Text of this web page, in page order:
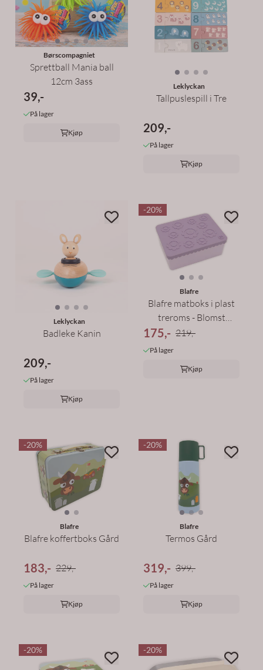
Børscompagniet
Sprettball Mania ball
12cm 3ass
39,-
På lager
Kjøp
Leklyckan
Tallpuslespill i Tre
209,-
På lager
Kjøp
Leklyckan
Badleke Kanin
209,-
På lager
Kjøp
-20%
Blafre
Blafre matboks i plast
treroms - Blomst
Lilla/Lys ...
175,- 219,-
På lager
Kjøp
-20%
Blafre
Blafre koffertboks Gård
183,- 229,-
På lager
Kjøp
-20%
Blafre
Termos Gård
319,- 399,-
På lager
Kjøp
-20% -20%